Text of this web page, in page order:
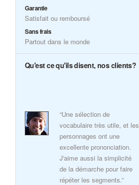
Garantie
Satisfait ou remboursé
Sans frais
Partout dans le monde
Qu'est ce qu'ils disent, nos clients?
“Une sélection de
vocabulaire très utile, et les
personnages ont une
excellente prononciation.
J'aime aussi la simplicité
de la démarche pour faire
répéter les segments.”